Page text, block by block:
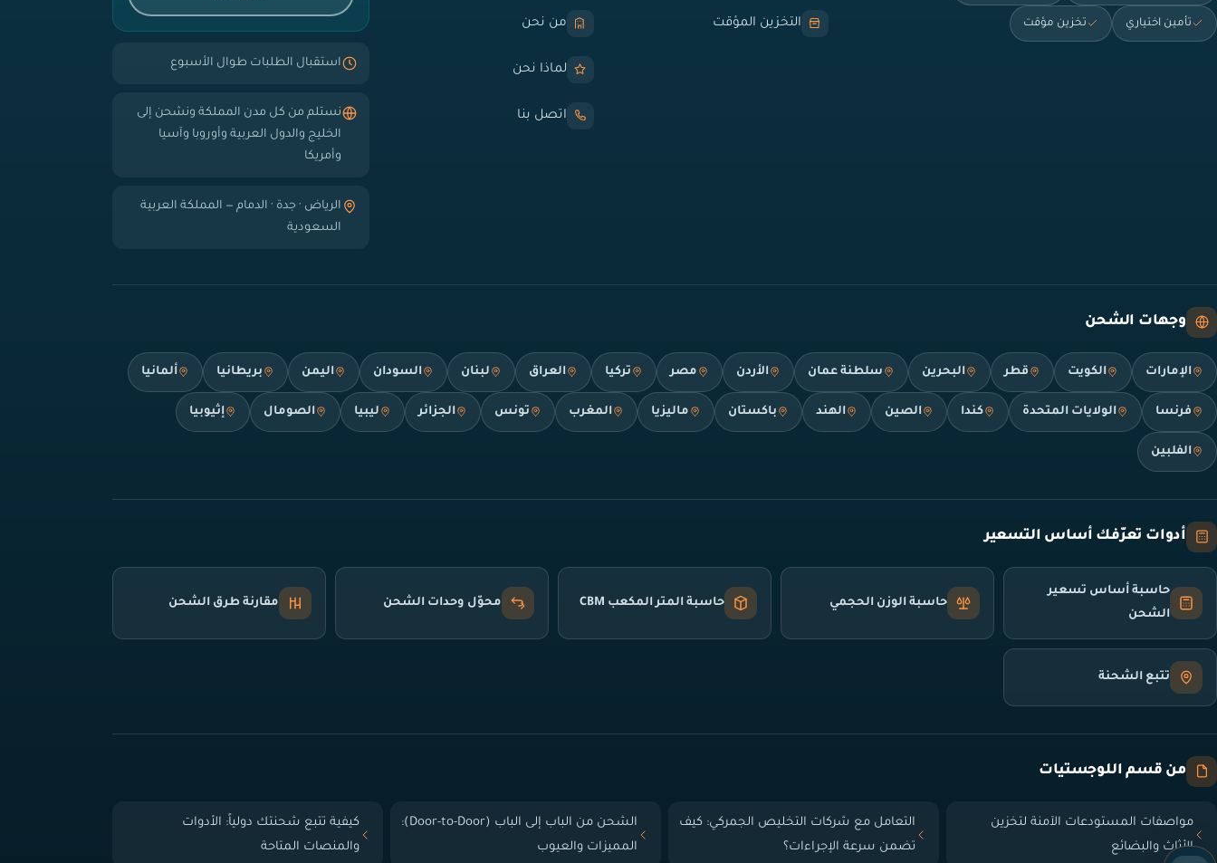
تأمين اختياري تخزين مؤقت التخزين المؤقت من نحن
لماذا نحن
اتصل بنا
استقبال الطلبات طوال الأسبوع
نستلم من كل مدن المملكة ونشحن إلى
الخليج والدول العربية وأوروبا وآسيا
وأمريكا
الرياض · جدة · الدمام — المملكة العربية
السعودية
وجهات الشحن
الإمارات الكويت قطر البحرين سلطنة عمان الأردن مصر تركيا العراق لبنان السودان اليمن بريطانيا ألمانيا
فرنسا الولايات المتحدة كندا الصين الهند باكستان ماليزيا المغرب تونس الجزائر ليبيا الصومال إثيوبيا
الفلبين
أدوات تعرّفك أساس التسعير
حاسبة أساس تسعير
الشحن
حاسبة الوزن الحجمي حاسبة المتر المكعب CBM محوّل وحدات الشحن مقارنة طرق الشحن
تتبع الشحنة
من قسم اللوجستيات
مواصفات المستودعات الآمنة لتخزين
الأثاث والبضائع
التعامل مع شركات التخليص الجمركي: كيف
تضمن سرعة الإجراءات؟
الشحن من الباب إلى الباب (Door-to-Door):
المميزات والعيوب
كيفية تتبع شحنتك دولياً: الأدوات
والمنصات المتاحة